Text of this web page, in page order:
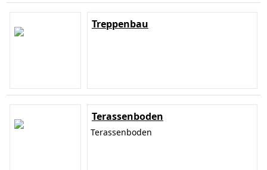
Treppenbau
Terassenboden
Terassenboden